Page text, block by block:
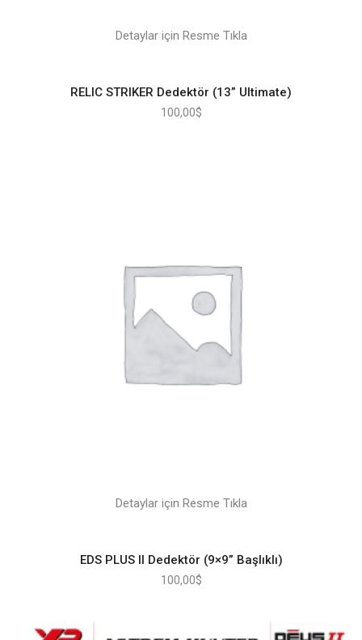
Detaylar için Resme Tıkla
RELIC STRIKER Dedektör (13” Ultimate)
100,00$
Detaylar için Resme Tıkla
EDS PLUS II Dedektör (9×9” Başlıklı)
100,00$